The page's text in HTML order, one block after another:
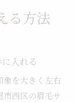
る方法
入れる
象を大きく左右
市西区の眉毛サ